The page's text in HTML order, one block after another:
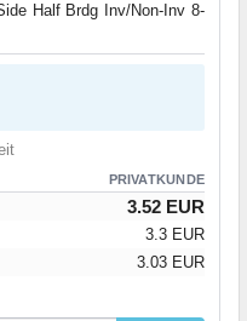
Half Brdg Inv/Non-Inv 8-
PRIVATKUNDE
3.52 EUR
3.3 EUR
3.03 EUR